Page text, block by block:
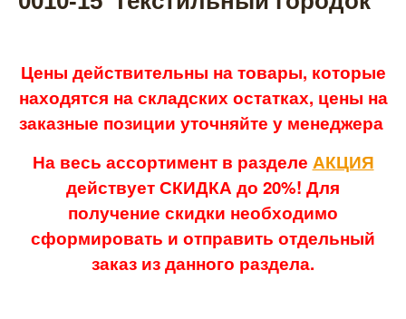
Цены действительны на товары, которые
находятся на складских остатках, цены на
заказные позиции уточняйте у менеджера
На весь ассортимент в разделе АКЦИЯ
действует СКИДКА до 20%! Для
получение скидки необходимо
сформировать и отправить отдельный
заказ из данного раздела.